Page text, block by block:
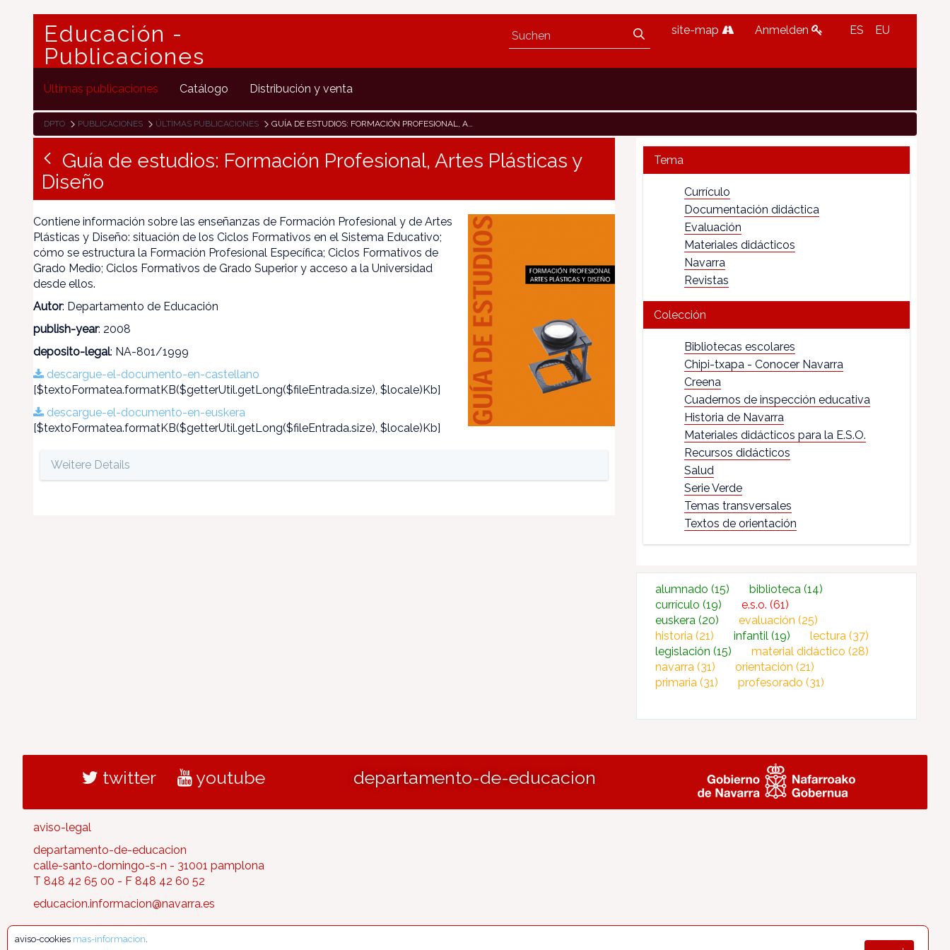
Educación -
Publicaciones
site-map Anmelden ES EU
Últimas publicaciones Catálogo Distribución y venta
DPTO PUBLICACIONES ÚLTIMAS PUBLICACIONES GUÍA DE ESTUDIOS: FORMACIÓN PROFESIONAL, ARTES PLÁSTICAS Y DISEÑO
Guía de estudios: Formación Profesional, Artes Plásticas y
Diseño
Contiene información sobre las enseñanzas de Formación Profesional y de Artes
Plásticas y Diseño: situación de los Ciclos Formativos en el Sistema Educativo;
cómo se estructura la Formación Profesional Específica; Ciclos Formativos de
Grado Medio; Ciclos Formativos de Grado Superior y acceso a la Universidad
desde ellos.
Autor: Departamento de Educación
publish-year: 2008
deposito-legal: NA-801/1999
descargue-el-documento-en-castellano
[$textoFormatea.formatKB($getterUtil.getLong($fileEntrada.size), $locale)Kb]
descargue-el-documento-en-euskera
[$textoFormatea.formatKB($getterUtil.getLong($fileEntrada.size), $locale)Kb]
Weitere Details
Tema
Currículo
Documentación didáctica
Evaluación
Materiales didácticos
Navarra
Revistas
Colección
Bibliotecas escolares
Chipi-txapa - Conocer Navarra
Creena
Cuadernos de inspección educativa
Historia de Navarra
Materiales didácticos para la E.S.O.
Recursos didácticos
Salud
Serie Verde
Temas transversales
Textos de orientación
alumnado(15) biblioteca(14)
currículo(19) e.s.o.(61)
euskera(20) evaluación(25)
historia(21) infantil(19) lectura(37)
legislación(15) material didáctico(28)
navarra(31) orientación(21)
primaria(31) profesorado(31)
twitter youtube departamento-de-educacion
aviso-legal
departamento-de-educacion
calle-santo-domingo-s-n - 31001 pamplona
T 848 42 65 00 - F 848 42 60 52
educacion.informacion@navarra.es
aviso-cookies mas-informacion.